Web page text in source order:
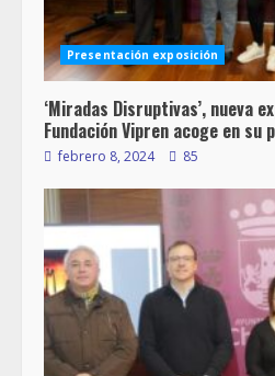
Presentación exposición
‘Miradas Disruptivas’, nueva
Fundación Vipren acoge en su
febrero 8, 2024 85